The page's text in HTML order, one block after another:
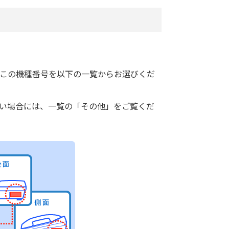
の機種番号を以下の一覧からお選びくだ
場合には、一覧の「その他」をご覧くだ